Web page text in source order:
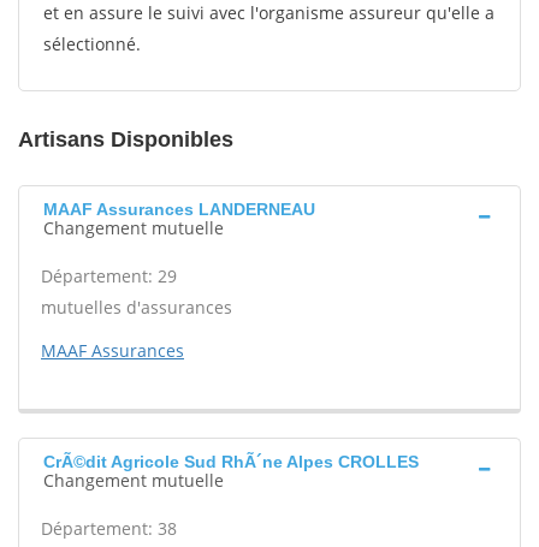
et en assure le suivi avec l'organisme assureur qu'elle a
sélectionné.
Artisans Disponibles
MAAF Assurances LANDERNEAU
Changement mutuelle
Département: 29
mutuelles d'assurances
MAAF Assurances
CrÃ©dit Agricole Sud RhÃ´ne Alpes CROLLES
Changement mutuelle
Département: 38